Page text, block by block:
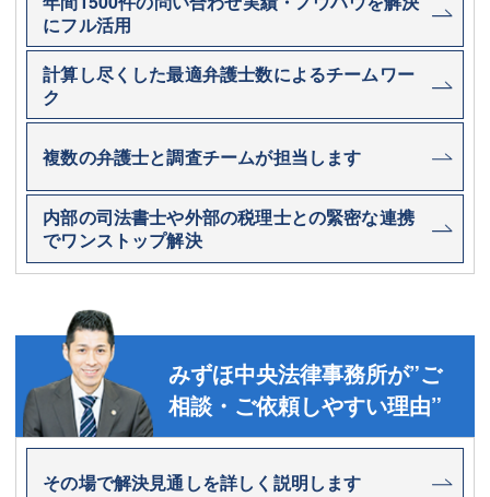
にフル活用
計算し尽くした最適弁護士数によるチームワー
ク
複数の弁護士と調査チームが担当します
内部の司法書士や外部の税理士との緊密な連携
でワンストップ解決
みずほ中央法律事務所が”ご
相談・ご依頼しやすい理由”
その場で解決見通しを詳しく説明します